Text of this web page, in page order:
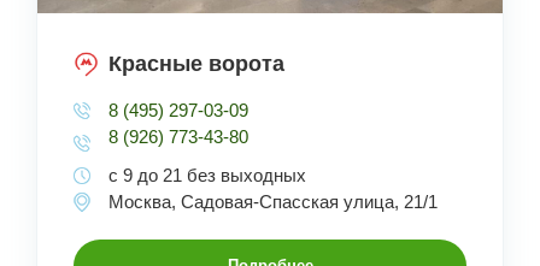
Красные ворота
8 (495) 297-03-09
8 (926) 773-43-80
с 9 до 21 без выходных
Москва, Садовая-Спасская улица, 21/1